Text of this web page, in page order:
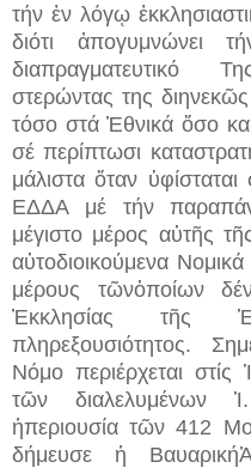
τήν ἐν λόγῳ
διότι ἀπογυμνώνει
διαπραγματευτικό
στερώντας της
τόσο στά Ἐθνικά ὅσο
σέ περίπτωσι
μάλιστα ὅταν
ΕΔΔΑ μέ τήν
μέγιστο μέρος αὐτῆς
αὐτοδιοικούμενα
μέρους τῶνὁποίων
Ἐκκλησίας τῆς
πληρεξουσιότητος.
Νόμο περιέρχεται
τῶν διαλελυμένων
ἡπεριουσία τῶν 412
δήμευσε ἡ